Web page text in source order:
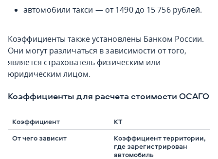
автомобили такси — от 1490 до 15 756 рублей.
Коэффициенты также установлены Банком России.
Они могут различаться в зависимости от того,
является страхователь физическим или
юридическим лицом.
Коэффициенты для расчета стоимости ОСАГО
КТ
Коэффициент территории,
где зарегистрирован
автомобиль